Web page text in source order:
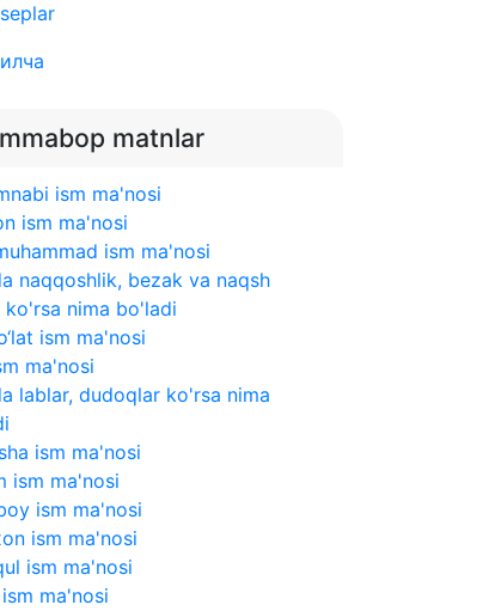
matnlar
ism ma'nosi
ism ma'nosi
ism ma'nosi
naqqoshlik, bezak va naqsh
ko'rsa nima bo'ladi
ism ma'nosi
ma'nosi
lablar, dudoqlar ko'rsa nima
ism ma'nosi
ism ma'nosi
ism ma'nosi
ism ma'nosi
ism ma'nosi
ma'nosi